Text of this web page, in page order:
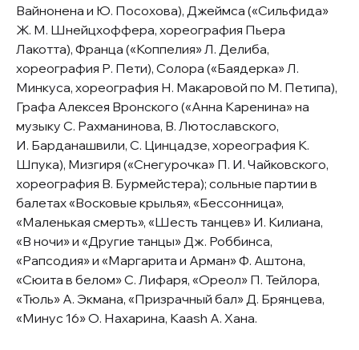
Вайнонена и Ю. Посохова), Джеймса («Сильфида»
Ж. М. Шнейцхоффера, хореография Пьера
Лакотта), Франца («Коппелия» Л. Делиба,
хореография Р. Пети), Солора («Баядерка» Л.
Минкуса, хореография Н. Макаровой по М. Петипа),
Графа Алексея Вронского («Анна Каренина» на
музыку С. Рахманинова, В. Лютославского,
И. Барданашвили, С. Цинцадзе, хореография К.
Шпука), Мизгиря («Снегурочка» П. И. Чайковского,
хореография В. Бурмейстера); сольные партии в
балетах «Восковые крылья», «Бессонница»,
«Маленькая смерть», «Шесть танцев» И. Килиана,
«В ночи» и «Другие танцы» Дж. Роббинса,
«Рапсодия» и «Маргарита и Арман» Ф. Аштона,
«Сюита в белом» С. Лифаря, «Ореол» П. Тейлора,
«Тюль» А. Экмана, «Призрачный бал» Д. Брянцева,
«Минус 16» О. Нахарина, Kaash А. Хана.